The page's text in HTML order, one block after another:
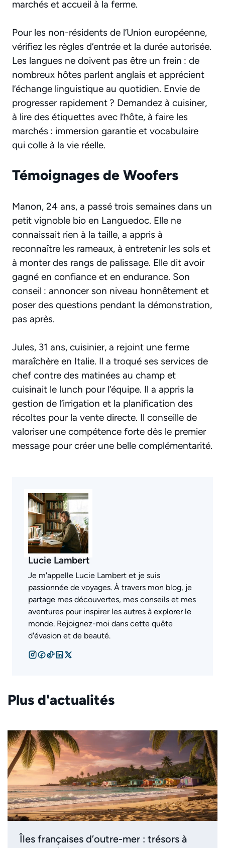
marchés et accueil à la ferme.
Pour les non-résidents de l’Union européenne,
vérifiez les règles d’entrée et la durée autorisée.
Les langues ne doivent pas être un frein : de
nombreux hôtes parlent anglais et apprécient
l’échange linguistique au quotidien. Envie de
progresser rapidement ? Demandez à cuisiner,
à lire des étiquettes avec l’hôte, à faire les
marchés : immersion garantie et vocabulaire
qui colle à la vie réelle.
Témoignages de Woofers
Manon, 24 ans, a passé trois semaines dans un
petit vignoble bio en Languedoc. Elle ne
connaissait rien à la taille, a appris à
reconnaître les rameaux, à entretenir les sols et
à monter des rangs de palissage. Elle dit avoir
gagné en confiance et en endurance. Son
conseil : annoncer son niveau honnêtement et
poser des questions pendant la démonstration,
pas après.
Jules, 31 ans, cuisinier, a rejoint une ferme
maraîchère en Italie. Il a troqué ses services de
chef contre des matinées au champ et
cuisinait le lunch pour l’équipe. Il a appris la
gestion de l’irrigation et la planification des
récoltes pour la vente directe. Il conseille de
valoriser une compétence forte dès le premier
message pour créer une belle complémentarité.
Lucie Lambert
Je m'appelle Lucie Lambert et je suis
passionnée de voyages. À travers mon blog, je
partage mes découvertes, mes conseils et mes
aventures pour inspirer les autres à explorer le
monde. Rejoignez-moi dans cette quête
d'évasion et de beauté.
Plus d'actualités
Îles françaises d’outre-mer : trésors à